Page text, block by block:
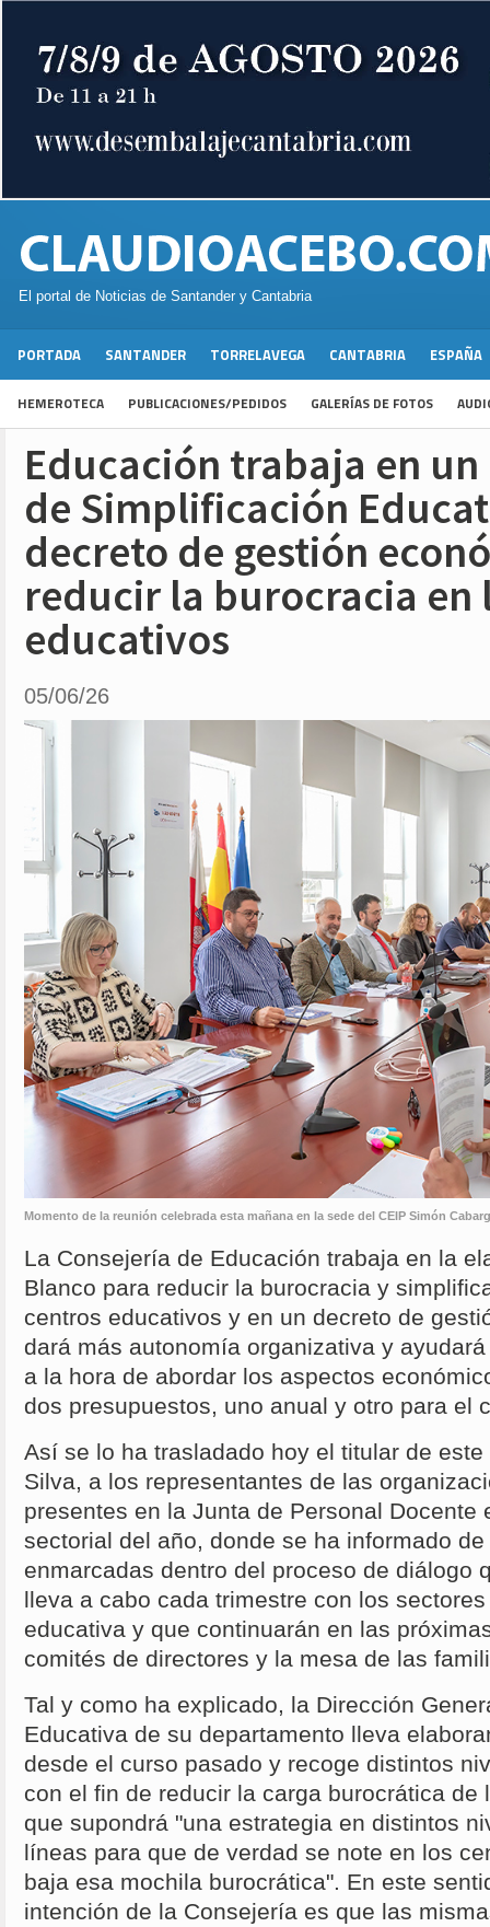
El portal de Noticias de Santander y Cantabria
PORTADA SANTANDER TORRELAVEGA CANTABRIA ESPAÑA
HEMEROTECA PUBLICACIONES/PEDIDOS GALERÍAS DE FOTOS
Educación trabaja en
de Simplificación
decreto de gestión
reducir la burocracia en
educativos
05/06/26
Momento de la reunión celebrada esta mañana en la sede del CEIP Simón
La Consejería de Educación trabaja en la
Blanco para reducir la burocracia y
centros educativos y en un decreto de
dará más autonomía organizativa y
a la hora de abordar los aspectos
dos presupuestos, uno anual y otro para el
Así se lo ha trasladado hoy el titular de
Silva, a los representantes de las
presentes en la Junta de Personal Docente
sectorial del año, donde se ha informado
enmarcadas dentro del proceso de diálogo
lleva a cabo cada trimestre con los
educativa y que continuarán en las
comités de directores y la mesa de las
Tal y como ha explicado, la Dirección
Educativa de su departamento lleva
desde el curso pasado y recoge distintos
con el fin de reducir la carga burocrática de
que supondrá "una estrategia en distintos
líneas para que de verdad se note en los
baja esa mochila burocrática". En este
intención de la Consejería es que las